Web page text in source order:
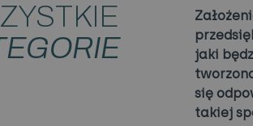
jaki
się
takiej